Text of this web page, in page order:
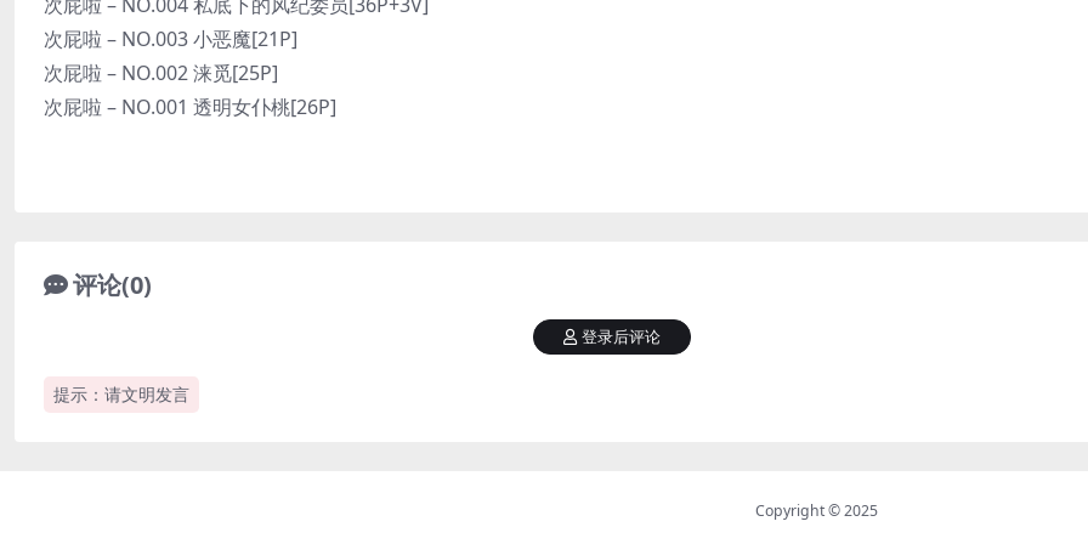
次屁啦 – NO.003 小恶魔[21P]
次屁啦 – NO.002 涞觅[25P]
次屁啦 – NO.001 透明女仆桃[26P]
评论(0)
提示：请文明发言
登录后评论
Copyright © 2025